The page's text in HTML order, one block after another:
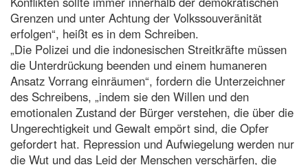
Grenzen und unter Achtung der Volkssouveränität
erfolgen“, heißt es in dem Schreiben.
„Die Polizei und die indonesischen Streitkräfte müssen
die Unterdrückung beenden und einem humaneren
Ansatz Vorrang einräumen“, fordern die Unterzeichner
des Schreibens, „indem sie den Willen und den
emotionalen Zustand der Bürger verstehen, die über die
Ungerechtigkeit und Gewalt empört sind, die Opfer
gefordert hat. Repression und Aufwiegelung werden nur
die Wut und das Leid der Menschen verschärfen, die